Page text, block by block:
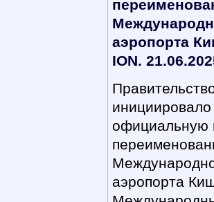
аэропорта
ION.
инициировало
официальную
аэропорта